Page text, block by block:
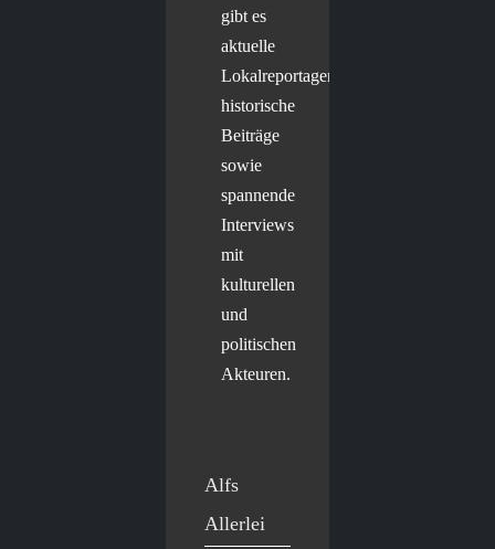
gibt es
aktuelle
Lokalreportagen,
historische
Beiträge
sowie
spannende
Interviews
mit
kulturellen
und
politischen
Akteuren.
Alfs
Allerlei